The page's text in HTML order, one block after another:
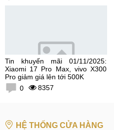
Tin khuyến mãi 01/11/2025:
Xiaomi 17 Pro Max, vivo X300
Pro giảm giá lên tới 500K
0
8357
HỆ THỐNG CỬA HÀNG